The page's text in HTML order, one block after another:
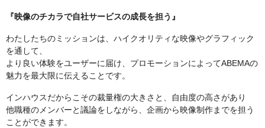
『映像のチカラで自社サービスの成長を担う』
わたしたちのミッションは、ハイクオリティな映像やグラフィック
を通して、
より良い体験をユーザーに届け、プロモーションによってABEMAの
魅力を最大限に伝えることです。
インハウスだからこその裁量権の大きさと、自由度の高さがあり
他職種のメンバーと議論をしながら、企画から映像制作までを担う
ことができます。